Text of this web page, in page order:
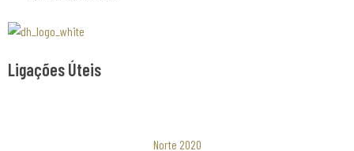
Ligações Úteis
Norte 2020